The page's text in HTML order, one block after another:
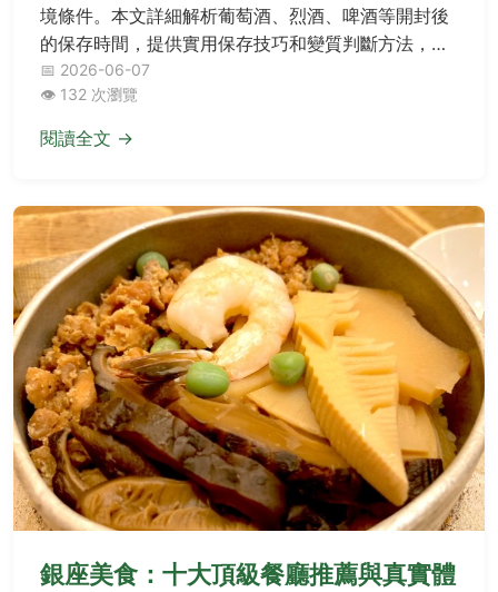
境條件。本文詳細解析葡萄酒、烈酒、啤酒等開封後
的保存時間，提供實用保存技巧和變質判斷方法，幫
助您延長開封酒品的飲用期限。
📅 2026-06-07
👁️ 132 次瀏覽
閱讀全文 →
銀座美食：十大頂級餐廳推薦與真實體